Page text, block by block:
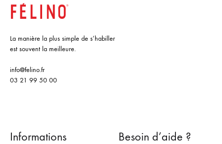
La manière la plus simple de s’habiller
est souvent la meilleure.
info@felino.fr
03 21 99 50 00
Informations Besoin d’aide ?